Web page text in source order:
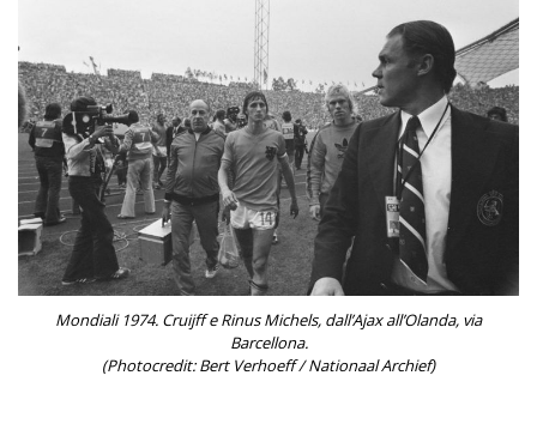
Mondiali 1974. Cruijff e Rinus Michels, dall’Ajax all’Olanda, via
Barcellona.
(Photocredit: Bert Verhoeff / Nationaal Archief)